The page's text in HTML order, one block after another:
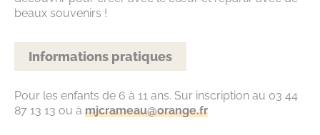
beaux souvenirs !
Informations pratiques
Pour les enfants de 6 à 11 ans. Sur inscription au 03 44
87 13 13 ou à mjcrameau@orange.fr